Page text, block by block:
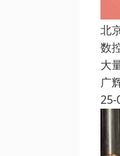
北
数
大
广
25-